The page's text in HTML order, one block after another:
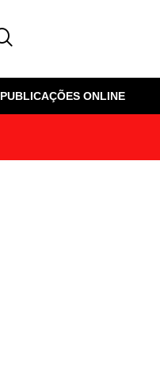
PUBLICAÇÕES ONLINE